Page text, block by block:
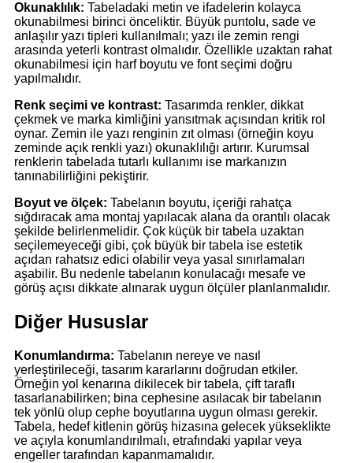
Okunaklılık: Tabeladaki metin ve ifadelerin kolayca
okunabilmesi birinci önceliktir. Büyük puntolu, sade ve
anlaşılır yazı tipleri kullanılmalı; yazı ile zemin rengi
arasında yeterli kontrast olmalıdır. Özellikle uzaktan rahat
okunabilmesi için harf boyutu ve font seçimi doğru
yapılmalıdır.
Renk seçimi ve kontrast: Tasarımda renkler, dikkat
çekmek ve marka kimliğini yansıtmak açısından kritik rol
oynar. Zemin ile yazı renginin zıt olması (örneğin koyu
zeminde açık renkli yazı) okunaklılığı artırır. Kurumsal
renklerin tabelada tutarlı kullanımı ise markanızın
tanınabilirliğini pekiştirir.
Boyut ve ölçek: Tabelanın boyutu, içeriği rahatça
sığdıracak ama montaj yapılacak alana da orantılı olacak
şekilde belirlenmelidir. Çok küçük bir tabela uzaktan
seçilemeyeceği gibi, çok büyük bir tabela ise estetik
açıdan rahatsız edici olabilir veya yasal sınırlamaları
aşabilir. Bu nedenle tabelanın konulacağı mesafe ve
görüş açısı dikkate alınarak uygun ölçüler planlanmalıdır.
Diğer Hususlar
Konumlandırma: Tabelanın nereye ve nasıl
yerleştirileceği, tasarım kararlarını doğrudan etkiler.
Örneğin yol kenarına dikilecek bir tabela, çift taraflı
tasarlanabilirken; bina cephesine asılacak bir tabelanın
tek yönlü olup cephe boyutlarına uygun olması gerekir.
Tabela, hedef kitlenin görüş hizasına gelecek yükseklikte
ve açıyla konumlandırılmalı, etrafındaki yapılar veya
engeller tarafından kapanmamalıdır.